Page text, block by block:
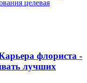
целевая
флориста -
лучших